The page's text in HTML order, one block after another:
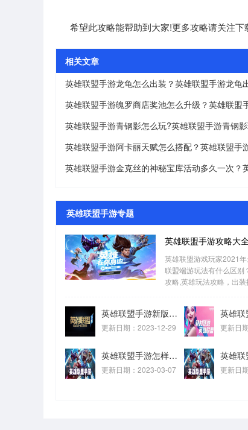
希望此攻略能帮助到大家!更多攻略请关注下
相关文章
英雄联盟手游龙龟怎么出装？英雄联盟手游龙龟
英雄联盟手游青钢影怎么玩?英雄联盟手游青钢
英雄联盟手游专题
英雄联盟手游攻略大
英雄联盟游戏玩家2021
联盟端游玩法有什么区别
攻略,英雄玩法攻略，出装
英雄联盟手游新版琴女有什么技能?英雄联盟手游新版琴女技能介绍
更新日期：2023-12-29 更新日
英雄联盟手游怎样赠送英雄？英雄联盟手游赠送英雄的操作步骤
更新日期：2023-03-07 更新日